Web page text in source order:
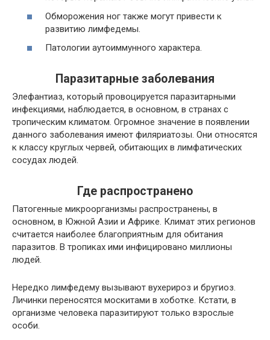
Обморожения ног также могут привести к
развитию лимфедемы.
Патологии аутоиммунного характера.
Паразитарные заболевания
Элефантиаз, который провоцируется паразитарными
инфекциями, наблюдается, в основном, в странах с
тропическим климатом. Огромное значение в появлении
данного заболевания имеют филяриатозы. Они относятся
к классу круглых червей, обитающих в лимфатических
сосудах людей.
Где распространено
Патогенные микроорганизмы распространены, в
основном, в Южной Азии и Африке. Климат этих регионов
считается наиболее благоприятным для обитания
паразитов. В тропиках ими инфицировано миллионы
людей.
Нередко лимфедему вызывают вухерироз и бругиоз.
Личинки переносятся москитами в хоботке. Кстати, в
организме человека паразитируют только взрослые
особи.